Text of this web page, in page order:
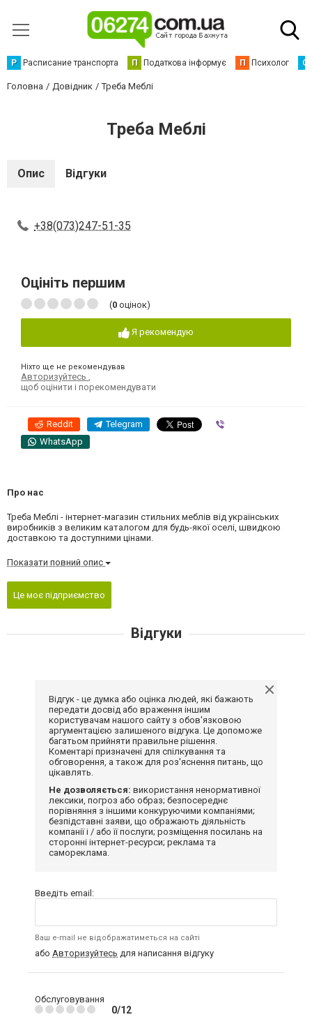
Р Расписание транспорта П Податкова інформує П Психолог С
Головна Довідник Треба Меблі
Треба Меблі
Опис Відгуки
+38(073)247-51-35
Оцініть першим
(0 оцінок)
Я рекомендую
Ніхто ще не рекомендував
Авторизуйтесь
щоб оцінити і порекомендувати
Reddit Telegram
WhatsApp
Про нас
Треба Меблі - інтернет-магазин стильних меблів від українських
виробників з великим каталогом для будь-якої оселі, швидкою
доставкою та доступними цінами.
Показати повний опис
Це моє підприємство
Відгуки
Відгук - це думка або оцінка людей, які бажають
передати досвід або враження іншим
користувачам нашого сайту з обов'язковою
аргументацією залишеного відгука. Це допоможе
багатьом прийняти правильне рішення.
Коментарі призначені для спілкування та
обговорення, а також для роз'яснення питань, що
цікавлять.
Не дозволяється: використання ненормативної
лексики, погроз або образ; безпосереднє
порівняння з іншими конкуруючими компаніями;
безпідставні заяви, що ображають діяльність
компанії і / або її послуги; розміщення посилань на
сторонні інтернет-ресурси; реклама та
самореклама.
Введіть email:
Ваш e-mail не відображатиметься на сайті
або Авторизуйтесь для написання відгуку
Обслуговування
0/12